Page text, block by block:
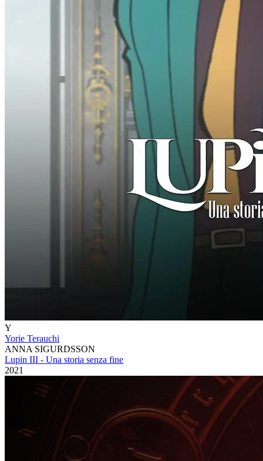
Y
Yorie Terauchi
ANNA SIGURDSSON
Lupin III - Una storia senza fine
2021